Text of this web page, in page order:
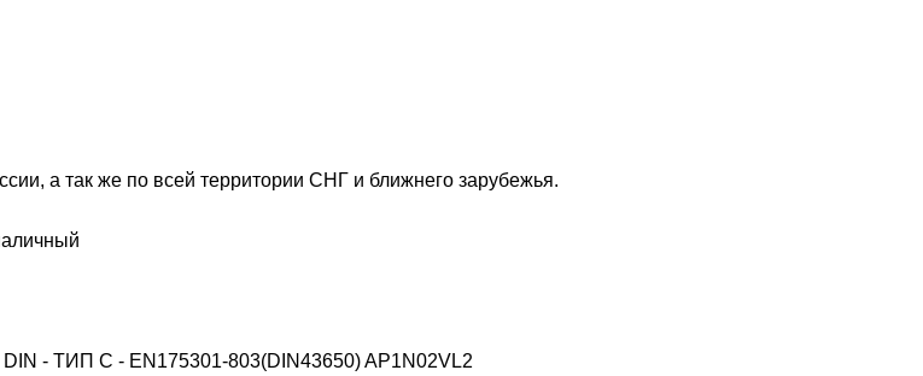
а так же по всей территории СНГ и ближнего зарубежья.
- ТИП C - EN175301-803(DIN43650)AP1N02VL2